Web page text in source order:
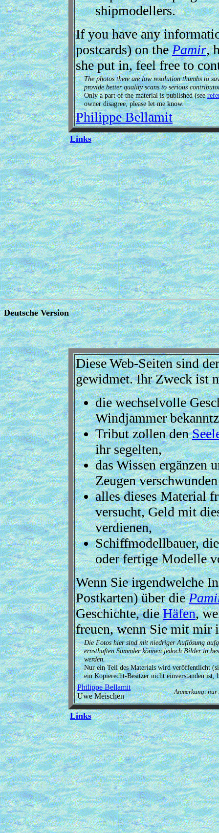
shipmodellers.
If you have any
postcards) on thePamir,
she put in, feel free to
The photos there are low resolution thumbs to
provide better quality scans to serious
Only a part of the material is published (see
owner disagree, please let me know.
Philippe Bellamit
Links
Deutsche Version
Diese Web-Seiten sind
gewidmet. Ihr Zweck ist
die wechselvolle
Windjammer
Tribut zollen den
ihr segelten,
das Wissen ergänzen
Zeugen
alles dieses Material
versucht, Geld mit
verdienen,
Schiffmodellbauer,
oder fertige Modelle
Wenn Sie irgendwelche
Postkarten) über die
Geschichte, dieHäfen,
freuen, wenn Sie mit mir
Die Fotos hier sind mit niedriger Auflösung
ernsthaften Sammler können jedoch Bilder in
werden.
Nur ein Teil des Materials wird veröffentlicht
ein Kopierecht-Besitzer nicht einverstanden
Philippe Bellamit
Uwe Meischen
Anmerkung: nur
Links